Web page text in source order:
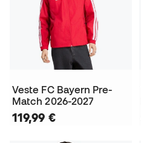
Veste FC Bayern Pre-
Match 2026-2027
119,99 €